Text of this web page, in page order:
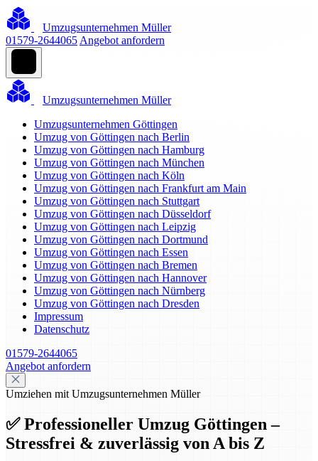
Umzugsunternehmen Müller
01579-2644065 Angebot anfordern
Umzugsunternehmen Müller
Umzugsunternehmen Göttingen
Umzug von Göttingen nach Berlin
Umzug von Göttingen nach Hamburg
Umzug von Göttingen nach München
Umzug von Göttingen nach Köln
Umzug von Göttingen nach Frankfurt am Main
Umzug von Göttingen nach Stuttgart
Umzug von Göttingen nach Düsseldorf
Umzug von Göttingen nach Leipzig
Umzug von Göttingen nach Dortmund
Umzug von Göttingen nach Essen
Umzug von Göttingen nach Bremen
Umzug von Göttingen nach Hannover
Umzug von Göttingen nach Nürnberg
Umzug von Göttingen nach Dresden
Impressum
Datenschutz
01579-2644065
Angebot anfordern
Umziehen mit Umzugsunternehmen Müller
✅ Professioneller Umzug Göttingen –
Stressfrei & zuverlässig von A bis Z